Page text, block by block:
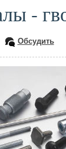
-
Обсудить